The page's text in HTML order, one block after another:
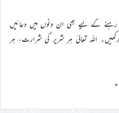
کے لیے بھی ان دنوں میں دعائیں
اللہ تعالیٰ ہر شریر کی شرارت، ہر